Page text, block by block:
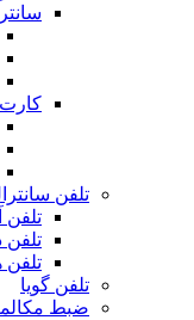
تلفن
تلفن
تلفن
تلفن
تلفن گویا
ضبط